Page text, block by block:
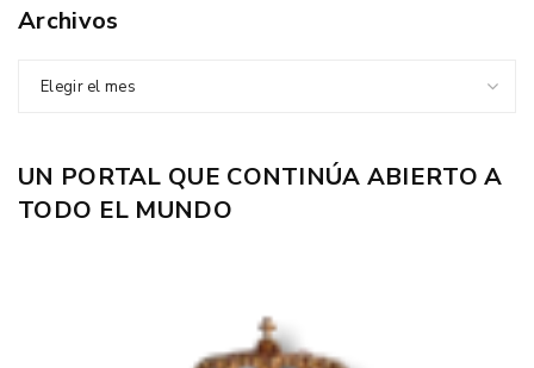
Archivos
Elegir el mes
UN PORTAL QUE CONTINÚA ABIERTO A
TODO EL MUNDO